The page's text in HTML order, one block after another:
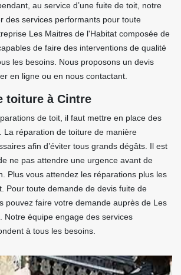
au service d’une fuite de toit, notre
des services performants pour toute
Les Maitres de l'Habitat composée de
de faire des interventions de qualité
les besoins. Nous proposons un devis
en ligne ou en nous contactant.
toiture à Cintre
de toit, il faut mettre en place des
La réparation de toiture de manière
afin d’éviter tous grands dégâts. Il est
ne pas attendre une urgence avant de
Plus vous attendez les réparations plus les
Pour toute demande de devis fuite de
pouvez faire votre demande auprès de Les
Notre équipe engage des services
à tous les besoins.